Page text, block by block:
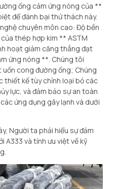
ống cảm ứng nóng của **
để đánh bại thử thách này.
chuyên môn cao: Độ bền
thép hợp kim ** ASTM
hoạt giảm căng thẳng đạt
ứng nóng **. Chúng tôi
uốn cong đường ống; Chúng
thiết kế tùy chỉnh loại bỏ các
lực, và đảm bảo sự an toàn
ứng dụng gây lạnh và dưới
Người ta phải hiểu sự đảm
A333 và tính ưu việt về kỹ